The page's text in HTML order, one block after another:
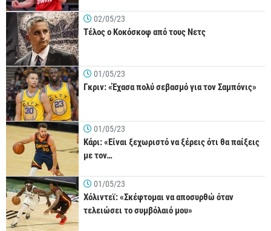
02/05/23
Τέλος ο Κοκόσκοφ από τους Νετς
01/05/23
Γκριν: «Έχασα πολύ σεβασμό για τον Σαμπόνις»
01/05/23
Κάρι: «Είναι ξεχωριστό να ξέρεις ότι θα παίξεις
με τον…
01/05/23
Χόλιντεϊ: «Σκέφτομαι να αποσυρθώ όταν
τελειώσει το συμβόλαιό μου»